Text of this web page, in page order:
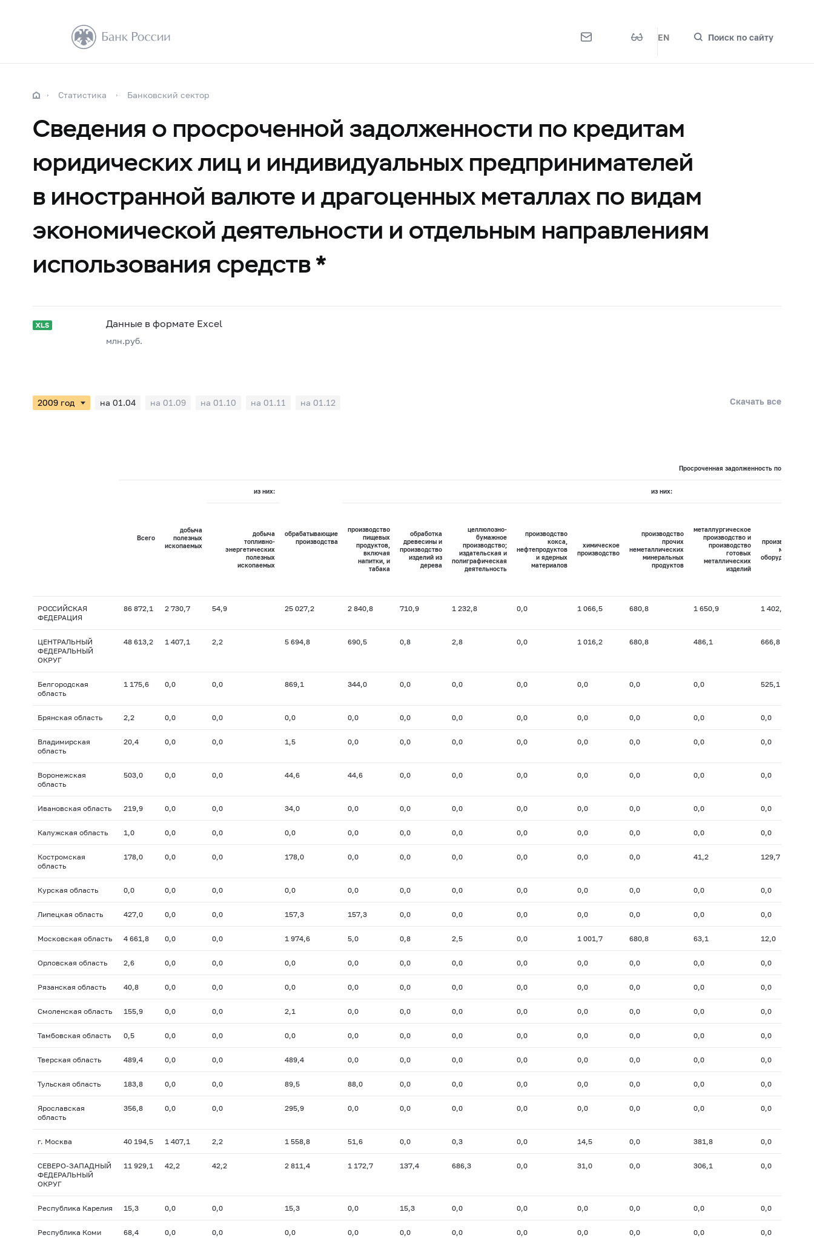
EN Поиск по сайту
Статистика Банковский сектор
Сведения о просроченной задолженности по кредитам
юридических лиц и индивидуальных предпринимателей
в иностранной валюте и драгоценных металлах по видам
экономической деятельности и отдельным направлениям
использования средств *
Данные в формате Excel
млн.руб.
на 01.04 на 01.09 на 01.10 на 01.11 на 01.12 Скачать все
Просроченная задолженность по
Всего
добыча
полезных
ископаемых
из них:
обрабатывающие
производства
из них:
добыча
топливно-
энергетических
полезных
ископаемых
производство
пищевых
продуктов,
включая
напитки, и
табака
обработка
древесины и
производство
изделий из
дерева
целлюлозно-
бумажное
производство;
издательская и
полиграфическая
деятельность
производство
кокса,
нефтепродуктов
и ядерных
материалов
химическое
производство
производство
прочих
неметаллических
минеральных
продуктов
металлургическое
производство и
производство
готовых
металлических
изделий
производство
машин и
оборудования
РОССИЙСКАЯ
ФЕДЕРАЦИЯ
86 872,1 2 730,7 54,9 25 027,2 2 840,8 710,9 1 232,8 0,0 1 066,5 680,8 1 650,9 1 402,3
ЦЕНТРАЛЬНЫЙ
ФЕДЕРАЛЬНЫЙ
ОКРУГ
48 613,2 1 407,1 2,2 5 694,8 690,5 0,8 2,8 0,0 1 016,2 680,8 486,1 666,8
Белгородская
область
1 175,6 0,0 0,0 869,1 344,0 0,0 0,0 0,0 0,0 0,0 0,0 525,1
Брянская область 2,2 0,0 0,0 0,0 0,0 0,0 0,0 0,0 0,0 0,0 0,0 0,0
Владимирская
область
20,4 0,0 0,0 1,5 0,0 0,0 0,0 0,0 0,0 0,0 0,0 0,0
Воронежская
область
503,0 0,0 0,0 44,6 44,6 0,0 0,0 0,0 0,0 0,0 0,0 0,0
Ивановская область 219,9 0,0 0,0 34,0 0,0 0,0 0,0 0,0 0,0 0,0 0,0 0,0
Калужская область 1,0 0,0 0,0 0,0 0,0 0,0 0,0 0,0 0,0 0,0 0,0 0,0
Костромская
область
178,0 0,0 0,0 178,0 0,0 0,0 0,0 0,0 0,0 0,0 41,2 129,7
Курская область 0,0 0,0 0,0 0,0 0,0 0,0 0,0 0,0 0,0 0,0 0,0 0,0
Липецкая область 427,0 0,0 0,0 157,3 157,3 0,0 0,0 0,0 0,0 0,0 0,0 0,0
Московская область 4 661,8 0,0 0,0 1 974,6 5,0 0,8 2,5 0,0 1 001,7 680,8 63,1 12,0
Орловская область 2,6 0,0 0,0 0,0 0,0 0,0 0,0 0,0 0,0 0,0 0,0 0,0
Рязанская область 40,8 0,0 0,0 0,0 0,0 0,0 0,0 0,0 0,0 0,0 0,0 0,0
Смоленская область 155,9 0,0 0,0 2,1 0,0 0,0 0,0 0,0 0,0 0,0 0,0 0,0
Тамбовская область 0,5 0,0 0,0 0,0 0,0 0,0 0,0 0,0 0,0 0,0 0,0 0,0
Тверская область 489,4 0,0 0,0 489,4 0,0 0,0 0,0 0,0 0,0 0,0 0,0 0,0
Тульская область 183,8 0,0 0,0 89,5 88,0 0,0 0,0 0,0 0,0 0,0 0,0 0,0
Ярославская
область
356,8 0,0 0,0 295,9 0,0 0,0 0,0 0,0 0,0 0,0 0,0 0,0
г. Москва 40 194,5 1 407,1 2,2 1 558,8 51,6 0,0 0,3 0,0 14,5 0,0 381,8 0,0
СЕВЕРО-ЗАПАДНЫЙ
ФЕДЕРАЛЬНЫЙ
ОКРУГ
11 929,1 42,2 42,2 2 811,4 1 172,7 137,4 686,3 0,0 31,0 0,0 306,1 0,0
Республика Карелия 15,3 0,0 0,0 15,3 0,0 15,3 0,0 0,0 0,0 0,0 0,0 0,0
Республика Коми 68,4 0,0 0,0 0,0 0,0 0,0 0,0 0,0 0,0 0,0 0,0 0,0